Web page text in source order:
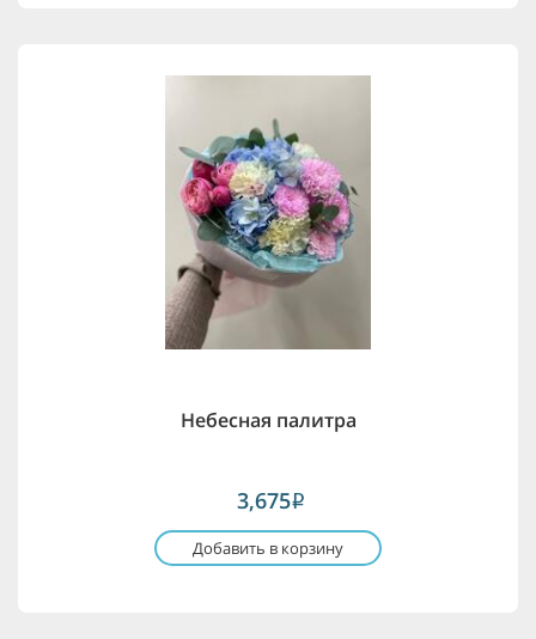
Небесная палитра
3,675i
Добавить в корзину